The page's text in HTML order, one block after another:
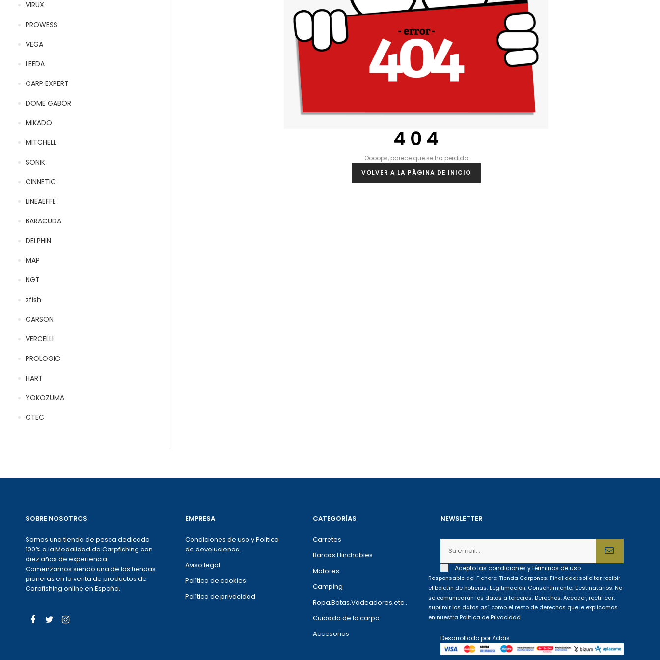
VIRUX
PROWESS
VEGA
LEEDA
CARP EXPERT
DOME GABOR
MIKADO
MITCHELL
SONIK
CINNETIC
LINEAEFFE
BARACUDA
DELPHIN
MAP
NGT
zfish
CARSON
VERCELLI
PROLOGIC
HART
YOKOZUMA
CTEC
4 0 4
Oooops, parece que se ha perdido
VOLVER A LA PÁGINA DE INICIO
SOBRE NOSOTROS
Somos una tienda de pesca dedicada
100% a la Modalidad de Carpfishing con
diez años de experiencia.
Comenzamos siendo una de las tiendas
pioneras en la venta de productos de
Carpfishing online en España.
Facebook
Twitter
EMPRESA
Condiciones de uso y Politica
de devoluciones.
Aviso legal
Política de cookies
Política de privacidad
CATEGORÍAS
Carretes
Barcas Hinchables
Motores
Camping
Ropa,Botas,Vadeadores,etc..
Cuidado de la carpa
Accesorios
NEWSLETTER
Acepto las condiciones y términos de uso
Responsable del Fichero: Tienda Carpones; Finalidad: solicitar recibir
el boletín de noticias; Legitimación: Consentimiento; Destinatarios: No
se comunicarán los datos a terceros; Derechos: Acceder, rectificar,
suprimir los datos así como el resto de derechos que le explicamos
en nuestra Política de Privacidad.
Desarrollado porAddis